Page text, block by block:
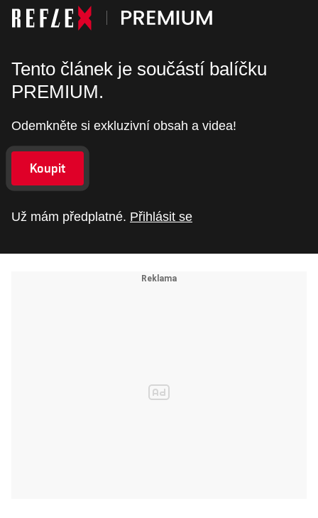
Tento článek je součástí balíčku
PREMIUM.
Odemkněte si exkluzivní obsah a videa!
Koupit
Už mám předplatné. Přihlásit se